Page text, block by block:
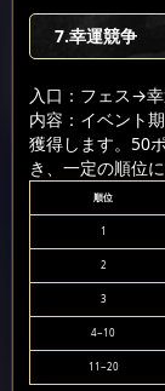
7.幸運競争
入口：フェス→幸
内容：イベント
獲得します。50
き、一定の順位
順位
1
2
3
4~10
11~20